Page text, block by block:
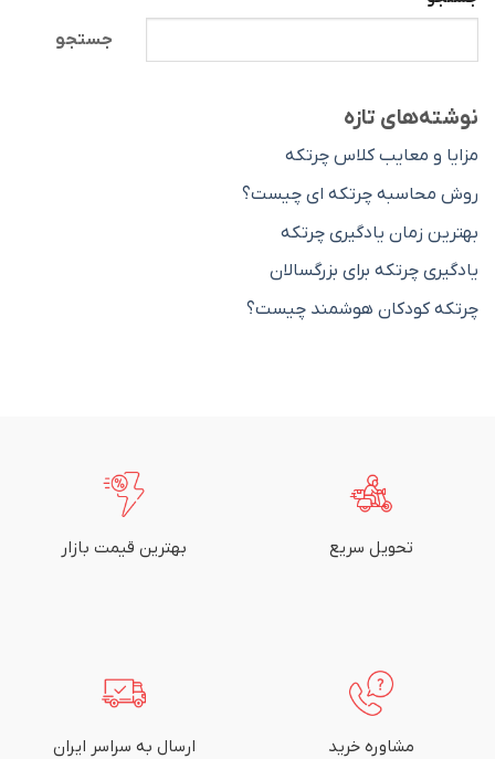
جستجو
نوشته‌های تازه
مزایا و معایب کلاس چرتکه
روش محاسبه چرتکه ای چیست؟
بهترین زمان یادگیری چرتکه
یادگیری چرتکه برای بزرگسالان
چرتکه کودکان هوشمند چیست؟
تحویل سریع بهترین قیمت بازار
مشاوره خرید ارسال به سراسر ایران